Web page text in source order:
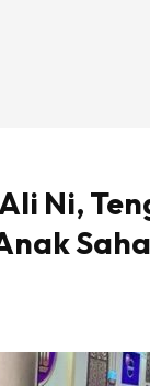
Ni,